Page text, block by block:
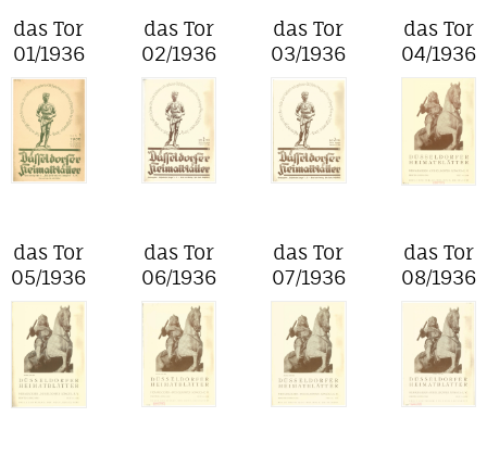
das Tor
01/1936
das Tor
02/1936
das Tor
03/1936
das Tor
04/1936
das Tor
05/1936
das Tor
06/1936
das Tor
07/1936
das Tor
08/1936